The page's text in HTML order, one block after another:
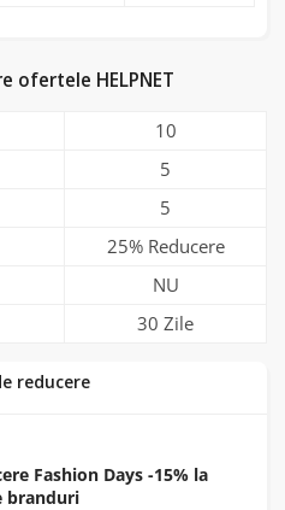
ofertele HELPNET
10
5
5
25% Reducere
NU
30 Zile
reducere
Fashion Days -15% la
branduri